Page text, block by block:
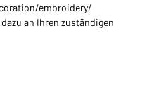
embroidery/
an Ihren zuständigen